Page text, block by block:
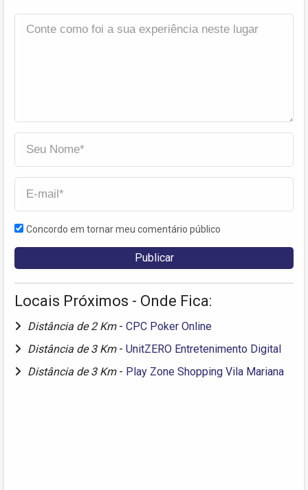
Concordo em tornar meu comentário público
Locais Próximos - Onde Fica:
Distância de 2 Km - CPC Poker Online
Distância de 3 Km - UnitZERO Entretenimento Digital
Distância de 3 Km - Play Zone Shopping Vila Mariana